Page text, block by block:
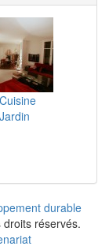
Cuisine
Jardin
durable
réservés.